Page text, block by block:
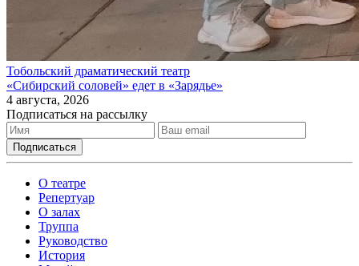
Тобольский драматический театр
«Сибирский соловей» едет в «Зарядье»
4 августа, 2026
Подписаться на рассылку
О театре
Репертуар
О залах
Труппа
Руководство
История